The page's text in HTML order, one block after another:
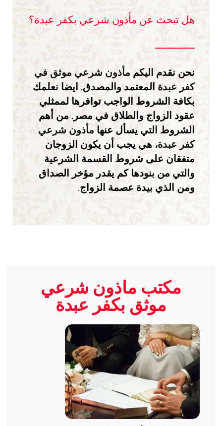
هل تبحث عن مأذون شرعي بكفر عبدة؟
نحن نقدم اليكم مأذون شرعي موثق في
كفر عبدة المعتمد والمصدق. ايضا نعلمك
بكافة الشروط الواجب توافرها لممثلي
عقود الزواج والطلاق في مصر. من أهم
الشروط التي يسأل عنها مأذون شرعي
كفر عبدة، هي يجب أن يكون الزوجان
متفقان على شروط القسمة الشرعية
والتي من بنودها كم يقدر مؤخر الصداق
ومن الذي بيدة عصمة الزواج.
مكتب ماذون شرعي
موثق بكفر عبدة